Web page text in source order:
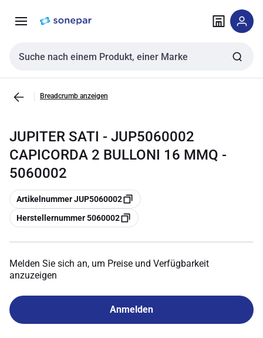
NavigationInhalt
Sucheingabe
Breadcrumb anzeigen
JUPITER SATI - JUP5060002
CAPICORDA 2 BULLONI 16 MMQ -
5060002
Kopieren
Artikelnummer JUP5060002
Kopieren
Herstellernummer 5060002
Melden Sie sich an, um Preise und Verfügbarkeit
anzuzeigen
Anmelden